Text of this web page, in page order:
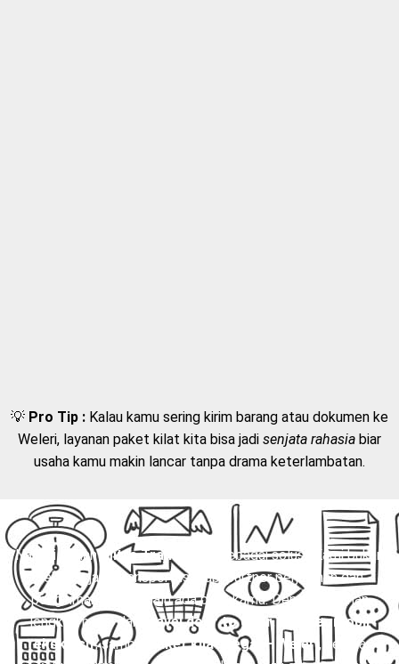
💡 Pro Tip : Kalau kamu sering kirim barang atau dokumen ke
Weleri, layanan paket kilat kita bisa jadi senjata rahasia biar
usaha kamu makin lancar tanpa drama keterlambatan.
Nah, di sinilah Mitra Trans
hadir sebagai solusi. Kami bukan
sekadar jasa transportasi, tapi partner perjalanan dan
pengiriman yang selalu ada buat kamu. Dengan layanan
lengkap mulai dari
travel door to door,
charter mobil
eksklusif, sampai paket kilat Tegal – Weleri , semua